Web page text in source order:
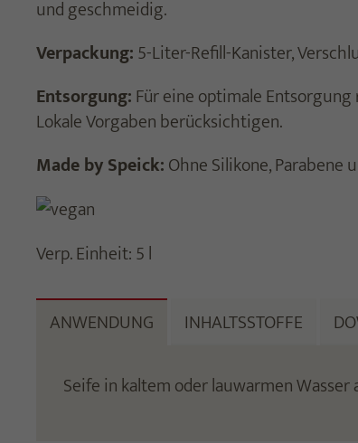
und geschmeidig.
Verpackung:5-Liter-Refill-Kanister,
Entsorgung:Für eine optimale
Lokale Vorgaben berücksichtigen.
Made by Speick:Ohne Silikone, Parabene
Verp. Einheit: 5 l
ANWENDUNG INHALTSSTOFFE
Seife in kaltem oder lauwarmen